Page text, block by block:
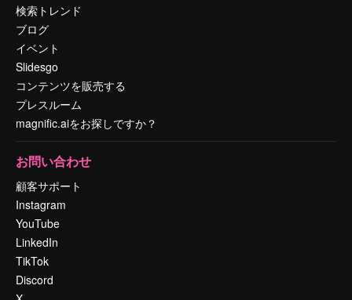
検索トレンド
ブログ
イベント
Slidesgo
コンテンツを販売する
プレスルーム
magnific.aiをお探しですか？
お問い合わせ
顧客サポート
Instagram
YouTube
LinkedIn
TikTok
Discord